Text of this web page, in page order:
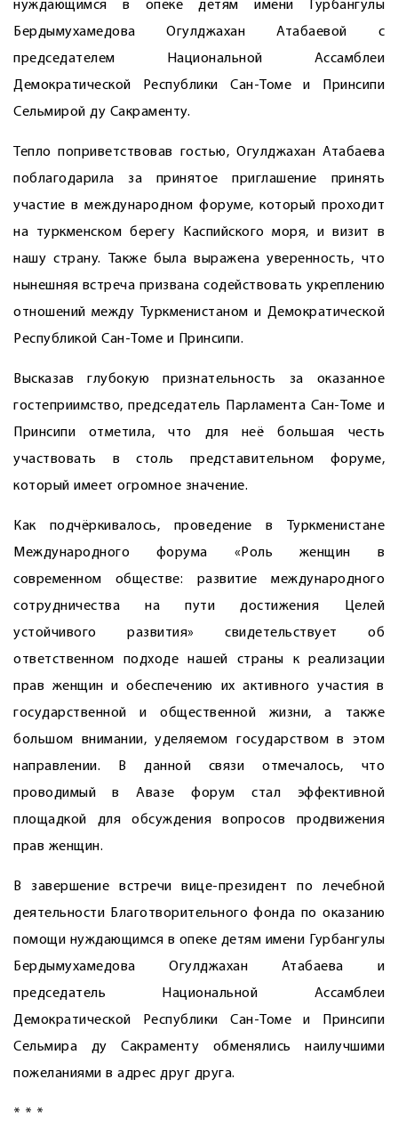
нуждающимся в опеке детям имени Гурбангулы
Бердымухамедова Огулджахан Атабаевой с
председателем Национальной Ассамблеи
Демократической Республики Сан-Томе и Принсипи
Сельмирой ду Сакраменту.
Тепло поприветствовав гостью, ­Огулджахан Атабаева
поблагодарила за принятое приглашение принять
участие в международном форуме, который проходит
на туркменском берегу Каспийского моря, и визит в
нашу страну. Также была выражена уверенность, что
нынешняя встреча призвана содействовать укреплению
отношений между Туркменистаном и Демократической
Республикой Сан-Томе и Принсипи.
Высказав глубокую признательность за оказанное
гостеприимство, председатель Парламента Сан-Томе и
Принсипи отметила, что для неё большая честь
участвовать в столь представительном форуме,
который имеет огромное значение.
Как подчёркивалось, проведение в Туркменистане
Международного форума «Роль женщин в
современном обществе: развитие международного
сотрудничества на пути достижения Целей
устойчивого развития» свидетельствует об
ответственном подходе нашей страны к реализации
прав женщин и обеспечению их активного участия в
государственной и общественной жизни, а также
большом внимании, уделяемом государством в этом
направлении. В данной связи отмечалось, что
проводимый в Авазе форум стал эффективной
площадкой для обсуждения вопросов продвижения
прав женщин.
В завершение встречи вице-президент по лечебной
деятельности Благотворительного фонда по оказанию
помощи нуждающимся в опеке детям имени Гурбангулы
Бердымухамедова Огулджахан Атабаева и
председатель Национальной Ассамблеи
Демократической Республики Сан-Томе и Принсипи
Сельмира ду Сакраменту обменялись наилучшими
пожеланиями в адрес друг друга.
* * *